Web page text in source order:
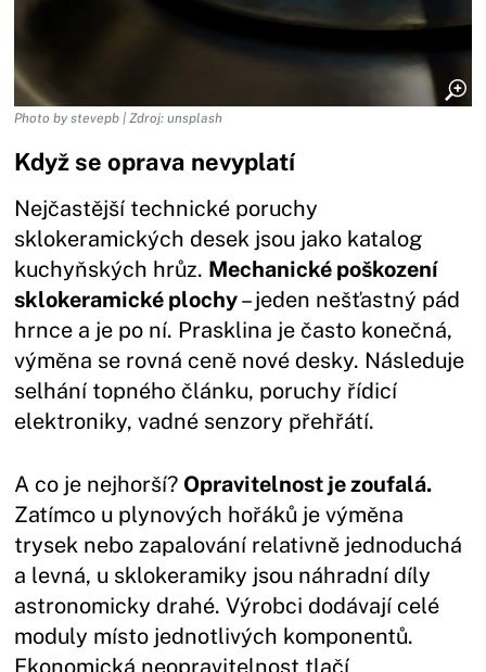
Photo by stevepb | Zdroj: unsplash
Když se oprava nevyplatí
Nejčastější technické poruchy
sklokeramických desek jsou jako katalog
kuchyňských hrůz. Mechanické poškození
sklokeramické plochy– jeden nešťastný pád
hrnce a je po ní. Prasklina je často konečná,
výměna se rovná ceně nové desky. Následuje
selhání topného článku, poruchy řídicí
elektroniky, vadné senzory přehřátí.
A co je nejhorší? Opravitelnost je zoufalá.
Zatímco u plynových hořáků je výměna
trysek nebo zapalování relativně jednoduchá
a levná, u sklokeramiky jsou náhradní díly
astronomicky drahé. Výrobci dodávají celé
moduly místo jednotlivých komponentů.